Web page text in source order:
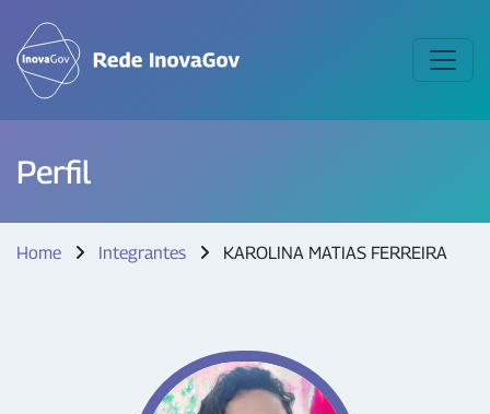
Perfil
Home Integrantes KAROLINA MATIAS FERREIRA